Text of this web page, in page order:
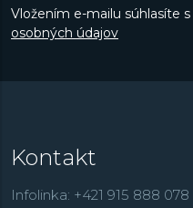
Vložením e-mailu súhlasíte s
osobných údajov
Kontakt
Infolinka: +421 915 888 078